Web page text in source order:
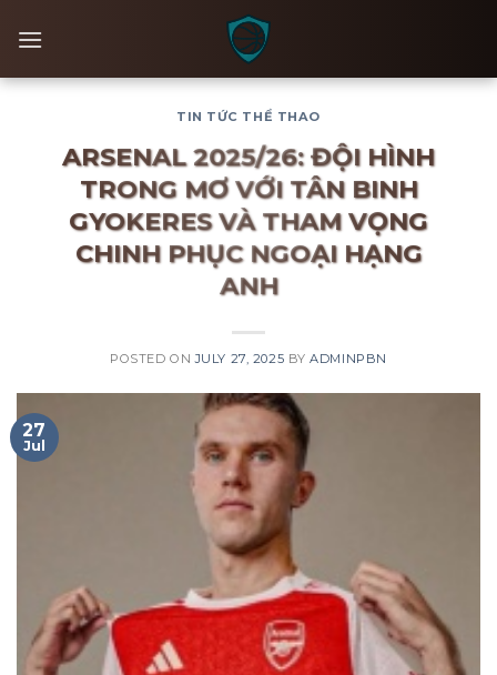
TIN TỨC THỂ THAO
ARSENAL 2025/26: ĐỘI HÌNH
TRONG MƠ VỚI TÂN BINH
GYOKERES VÀ THAM VỌNG
CHINH PHỤC NGOẠI HẠNG
ANH
POSTED ONJULY 27, 2025 BYADMINPBN
27
Jul